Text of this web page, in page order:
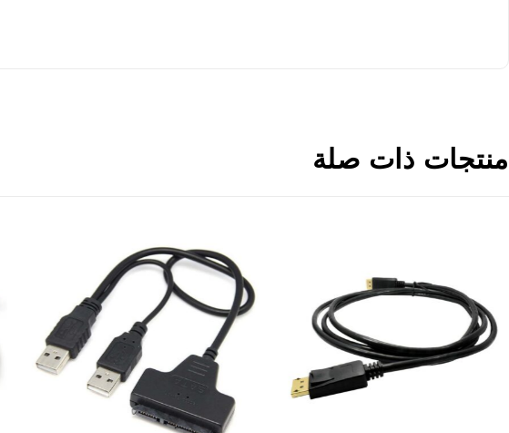
منتجات ذات صلة